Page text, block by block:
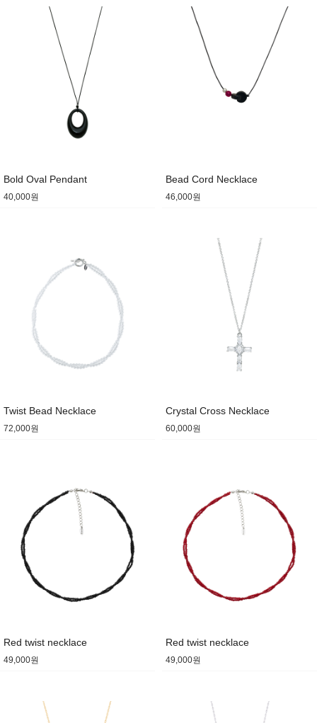
Bold Oval Pendant
40,000원
Bead Cord Necklace
46,000원
Twist Bead Necklace
72,000원
Crystal Cross Necklace
60,000원
Red twist necklace
49,000원
Red twist necklace
49,000원